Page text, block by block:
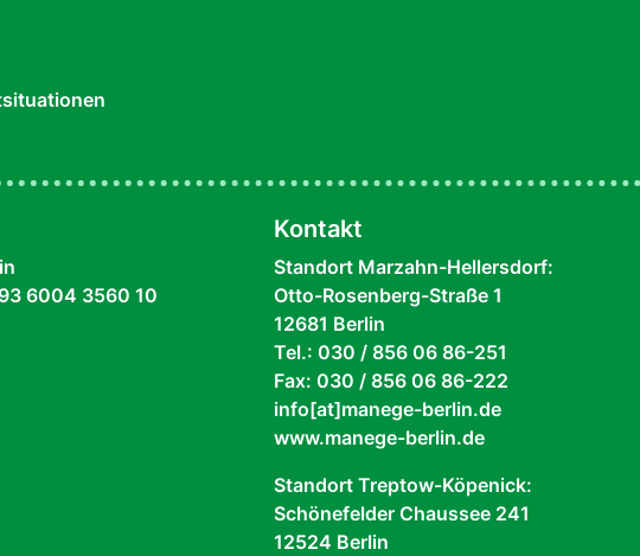
6004 3560 10
Kontakt
Standort Marzahn-Hellersdorf:
Otto-Rosenberg-Straße 1
12681 Berlin
Tel.: 030 / 856 06 86-251
Fax: 030 / 856 06 86-222
info[at]manege-berlin.de
www.manege-berlin.de
Standort Treptow-Köpenick:
Schönefelder Chaussee 241
12524 Berlin